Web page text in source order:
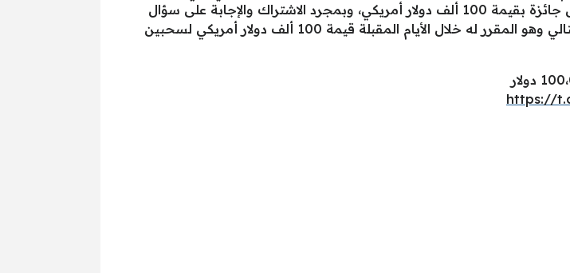
عسيري، في حين سيتم السحب خلال الفترة المقبلة على جائزتين كل جائزة بقيمة 100 ألف دولار أمريكي، وبمجرد الاشتراك والإجابة على سؤال
واحد بشكل صحيح تُعتبر مشاركا في الحلم ومتأهل لسحب الحلم التالي وهو المقرر له خلال الأيام المقبلة قيمة 100 ألف دولار أمريكي لسحبين
https://